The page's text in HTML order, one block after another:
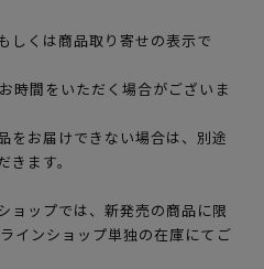
しくは商品取り寄せの表示で
時間をいただく場合がございま
をお届けできない場合は、別途
ます。
ョップでは、新発売の商品に限
インショップ単独の在庫にてご